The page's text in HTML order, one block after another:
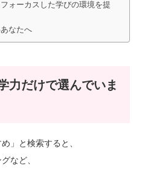
ォーカスした学びの環境を提
なたへ
力だけで選んでいま
」と検索すると、
など、